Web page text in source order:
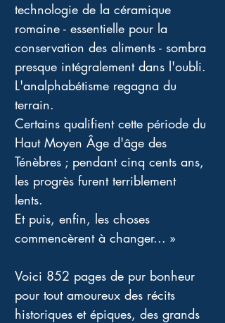
technologie de la céramique
romaine - essentielle pour la
conservation des aliments - sombra
presque intégralement dans l'oubli.
L'analphabétisme regagna du
terrain.
Certains qualifient cette période du
Haut Moyen Âge d'âge des
Ténèbres ; pendant cinq cents ans,
les progrès furent terriblement
lents.
Et puis, enfin, les choses
commencèrent à changer... »
Voici 852 pages de pur bonheur
pour tout amoureux des récits
historiques et épiques, des grands